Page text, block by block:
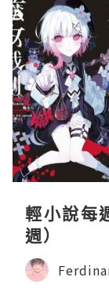
輕小說每
週）